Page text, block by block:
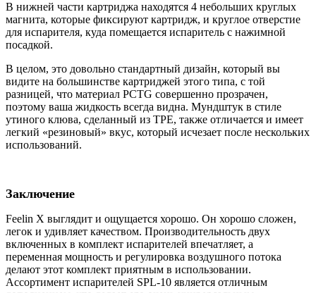
В нижней части картриджа находятся 4 небольших круглых
магнита, которые фиксируют картридж, и круглое отверстие
для испарителя, куда помещается испаритель с нажимной
посадкой.
В целом, это довольно стандартный дизайн, который вы
видите на большинстве картриджей этого типа, с той
разницей, что материал PCTG совершенно прозрачен,
поэтому ваша жидкость всегда видна. Мундштук в стиле
утиного клюва, сделанный из TPE, также отличается и имеет
легкий «резиновый» вкус, который исчезает после нескольких
использований.
Заключение
Feelin X выглядит и ощущается хорошо. Он хорошо сложен,
легок и удивляет качеством. Производительность двух
включенных в комплект испарителей впечатляет, а
переменная мощность и регулировка воздушного потока
делают этот комплект приятным в использовании.
Ассортимент испарителей SPL-10 является отличным